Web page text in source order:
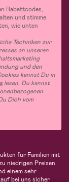
Rabattcodes,
und stimme
wie unten
Techniken zur
an unseren
und den
kannst Du in
lesen. Du kannst
Dich vom
für Familien mit
niedrigen Preisen
einem sehr
bei uns sicher